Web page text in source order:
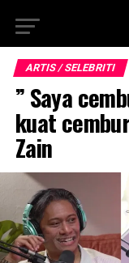
ARTIS / SELEBRITI
” Saya
kuat
Zain